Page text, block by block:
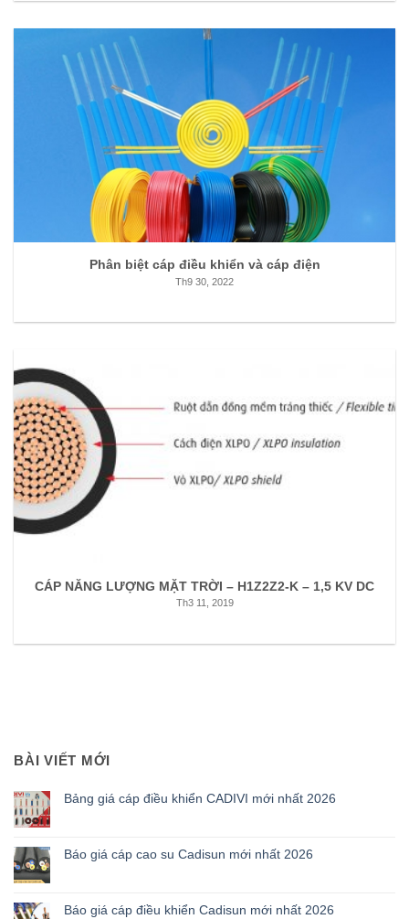
Phân biệt cáp điều khiển và cáp điện
Th9 30, 2022
CÁP NĂNG LƯỢNG MẶT TRỜI – H1Z2Z2-K – 1,5 KV DC
Th3 11, 2019
BÀI VIẾT MỚI
Bảng giá cáp điều khiển CADIVI mới nhất 2026
Báo giá cáp cao su Cadisun mới nhất 2026
Báo giá cáp điều khiển Cadisun mới nhất 2026